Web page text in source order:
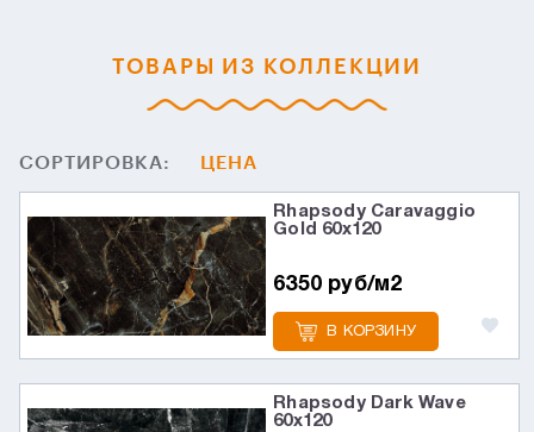
ТОВАРЫ ИЗ КОЛЛЕКЦИИ
СОРТИРОВКА: ЦЕНА
Rhapsody Caravaggio
Gold 60х120
6350 руб/м2
В КОРЗИНУ
Rhapsody Dark Wave
60х120